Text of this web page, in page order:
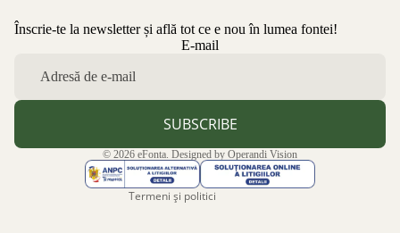
Înscrie-te la newsletter și află tot ce e nou în lumea fontei!
E-mail
SUBSCRIBE
© 2026 eFonta . Designed by Operandi Vision
Termeni și politici
Politica de confidențialitate
Aviz legal